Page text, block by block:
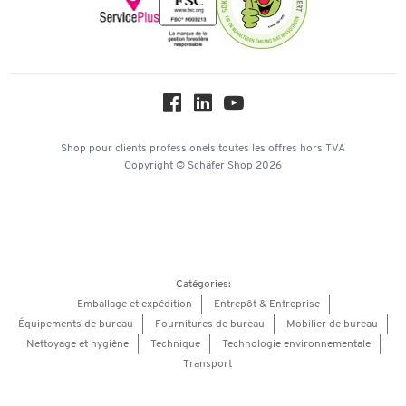
Shop pour clients professionels toutes les offres hors TVA
Copyright © Schäfer Shop 2026
Catégories:
Emballage et expédition
Entrepôt & Entreprise
Équipements de bureau
Fournitures de bureau
Mobilier de bureau
Nettoyage et hygiène
Technique
Technologie environnementale
Transport